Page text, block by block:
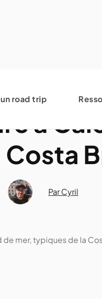
road trip
à
Par Cyril